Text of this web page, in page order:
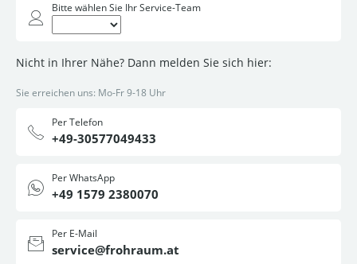
Bitte wählen Sie Ihr Service-Team
Nicht in Ihrer Nähe? Dann melden Sie sich hier:
Sie erreichen uns: Mo-Fr 9-18 Uhr
Per Telefon
+49-30577049433
Per WhatsApp
+49 1579 2380070
Per E-Mail
service@frohraum.at